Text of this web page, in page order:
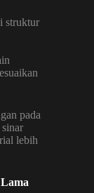
struktur
pada
sinar
lebih